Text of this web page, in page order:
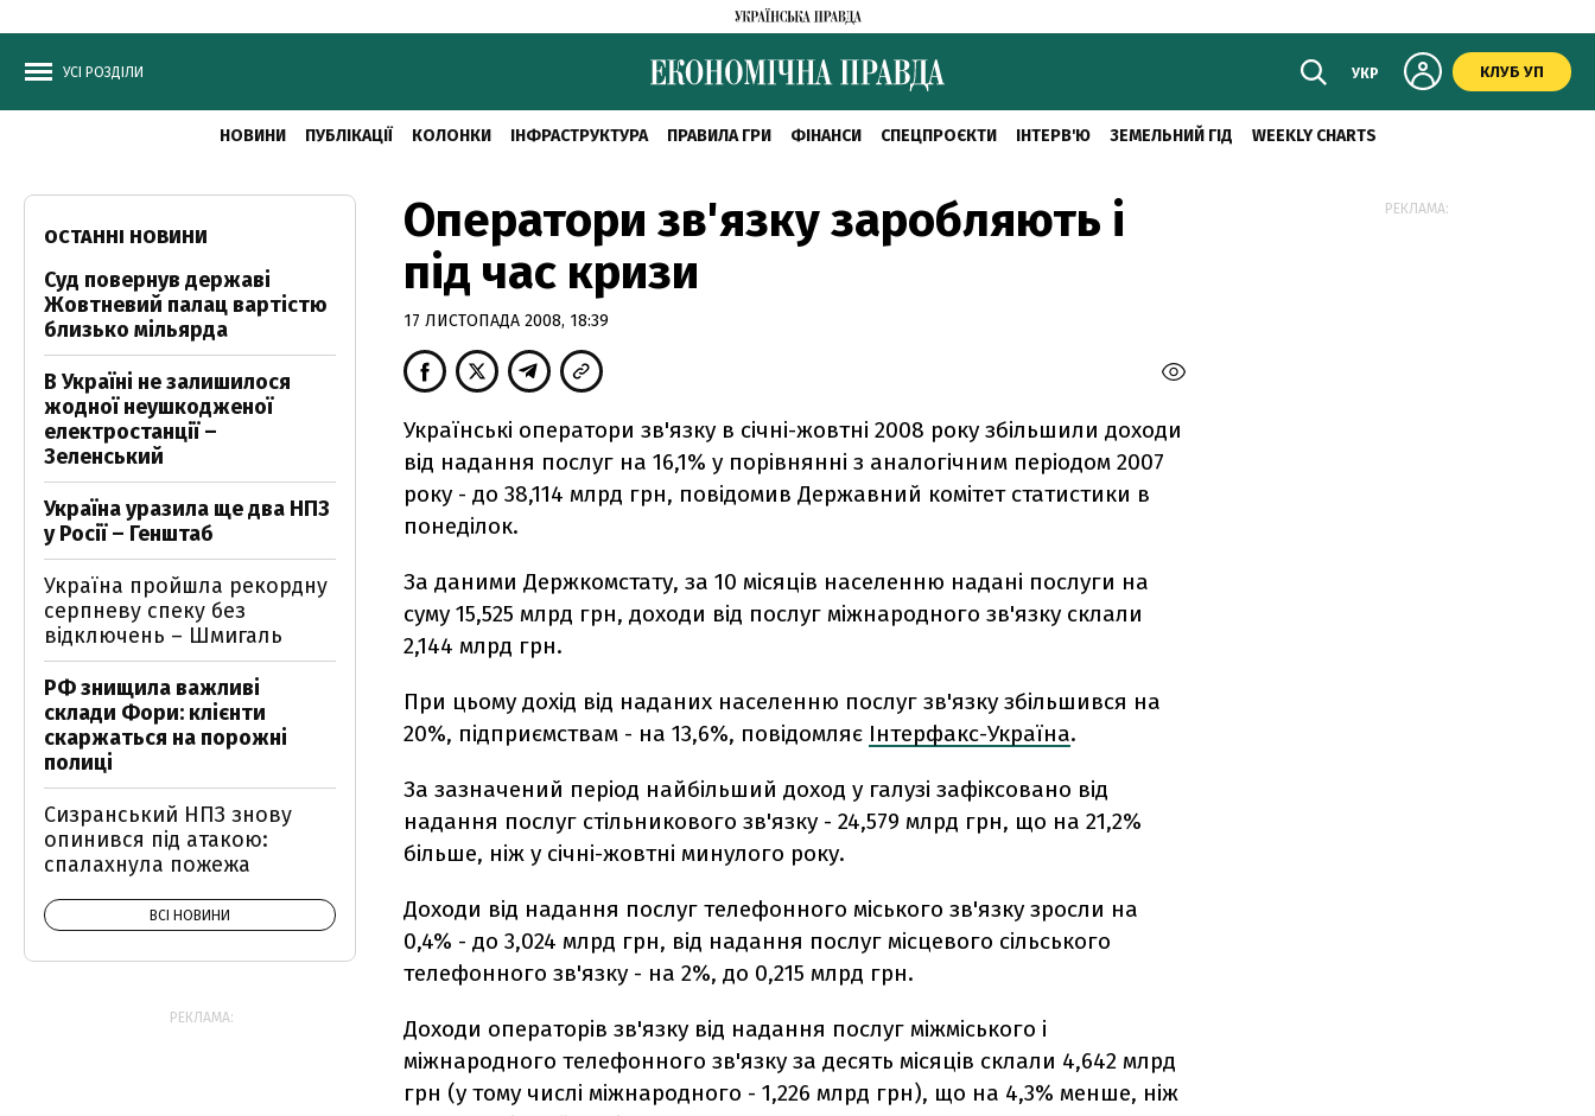
УСІ РОЗДІЛИ УКР КЛУБ УП
НОВИНИ ПУБЛІКАЦІЇ КОЛОНКИ ІНФРАСТРУКТУРА ПРАВИЛА ГРИ ФІНАНСИ СПЕЦПРОЄКТИ ІНТЕРВ'Ю ЗЕМЕЛЬНИЙ ГІД WEEKLY CHARTS
Оператори зв'язку заробляють і
під час кризи
17 ЛИСТОПАДА 2008, 18:39
Українські оператори зв'язку в січні-жовтні 2008 року збільшили доходи
від надання послуг на 16,1% у порівнянні з аналогічним періодом 2007
року - до 38,114 млрд грн, повідомив Державний комітет статистики в
понеділок.
За даними Держкомстату, за 10 місяців населенню надані послуги на
суму 15,525 млрд грн, доходи від послуг міжнародного зв'язку склали
2,144 млрд грн.
При цьому дохід від наданих населенню послуг зв'язку збільшився на
20%, підприємствам - на 13,6%, повідомляє Інтерфакс-Україна.
За зазначений період найбільший доход у галузі зафіксовано від
надання послуг стільникового зв'язку - 24,579 млрд грн, що на 21,2%
більше, ніж у січні-жовтні минулого року.
Доходи від надання послуг телефонного міського зв'язку зросли на
0,4% - до 3,024 млрд грн, від надання послуг місцевого сільського
телефонного зв'язку - на 2%, до 0,215 млрд грн.
Доходи операторів зв'язку від надання послуг міжміського і
міжнародного телефонного зв'язку за десять місяців склали 4,642 млрд
грн (у тому числі міжнародного - 1,226 млрд грн), що на 4,3% менше, ніж
ОСТАННІ НОВИНИ
Суд повернув державі
Жовтневий палац вартістю
близько мільярда
В Україні не залишилося
жодної неушкодженої
електростанції –
Зеленський
Україна уразила ще два НПЗ
у Росії – Генштаб
Україна пройшла рекордну
серпневу спеку без
відключень – Шмигаль
РФ знищила важливі
склади Фори: клієнти
скаржаться на порожні
полиці
Сизранський НПЗ знову
опинився під атакою:
спалахнула пожежа
ВСІ НОВИНИ
РЕКЛАМА:
РЕКЛАМА: